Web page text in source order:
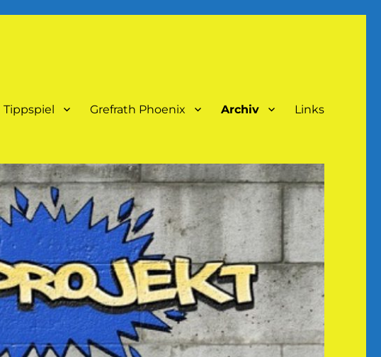
Tippspiel Grefrath Phoenix Archiv Links